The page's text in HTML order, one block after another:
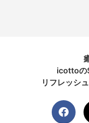
icottoの
リフレッシ